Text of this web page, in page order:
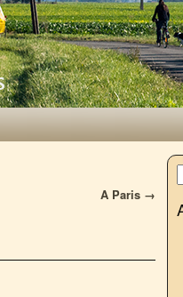
A Paris →